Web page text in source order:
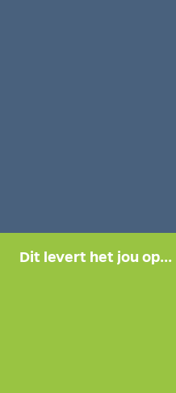
Dit levert het jou op...